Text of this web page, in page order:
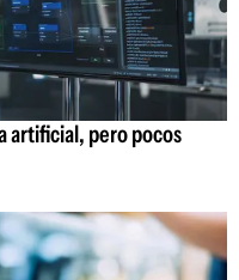
artificial, pero pocos